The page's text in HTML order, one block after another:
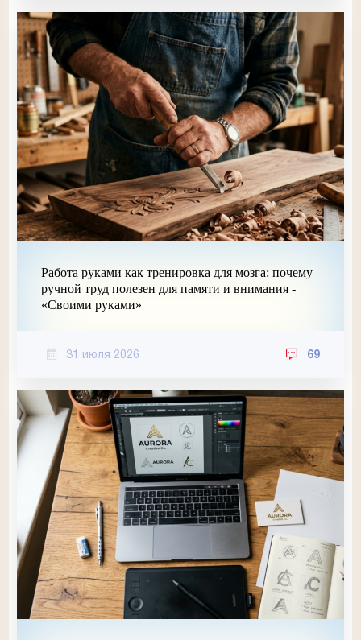
Работа руками как тренировка для мозга: почему
ручной труд полезен для памяти и внимания -
«Своими руками»
31 июля 2026 69